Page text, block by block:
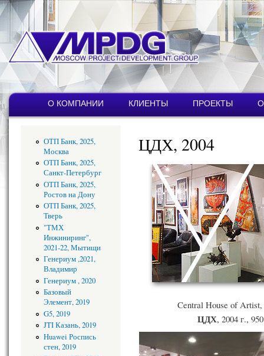
MPDG
Строительная
компания
Главное менюО КОМПАНИИ КЛИЕНТЫ ПРОЕКТЫ
ОТП Банк, 2025,
Москва
ОТП Банк, 2025,
Санкт-Петербург
ОТП Банк, 2025,
Ростов на Дону
ОТП Банк, 2025,
Тверь
"ТМХ
Инжиниринг",
2021-22, Мытищи
Генериум ,2021,
Владимир
Генериум , 2020
Базовый
Элемент, 2019
G5, 2019
JTI Казань, 2019
Huawei Роспись
стен, 2019
ЦДХ, 2004
Central House of Artist,
ЦДХ, 2004 г.,